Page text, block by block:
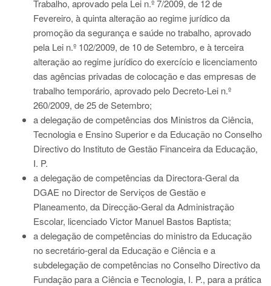
Trabalho, aprovado pela Lei n.º 7/2009, de 12 de
Fevereiro, à quinta alteração ao regime jurídico da
promoção da segurança e saúde no trabalho, aprovado
pela Lei n.º 102/2009, de 10 de Setembro, e à terceira
alteração ao regime jurídico do exercício e licenciamento
das agências privadas de colocação e das empresas de
trabalho temporário, aprovado pelo Decreto-Lei n.º
260/2009, de 25 de Setembro;
a delegação de competências dos Ministros da Ciência,
Tecnologia e Ensino Superior e da Educação no Conselho
Directivo do Instituto de Gestão Financeira da Educação,
I. P.
a delegação de competências da Directora-Geral da
DGAE no Director de Serviços de Gestão e
Planeamento, da Direcção-Geral da Administração
Escolar, licenciado Victor Manuel Bastos Baptista;
a delegação de competências do ministro da Educação
no secretário-geral da Educação e Ciência e a
subdelegação de competências no Conselho Directivo da
Fundação para a Ciência e Tecnologia, I. P., para a prática